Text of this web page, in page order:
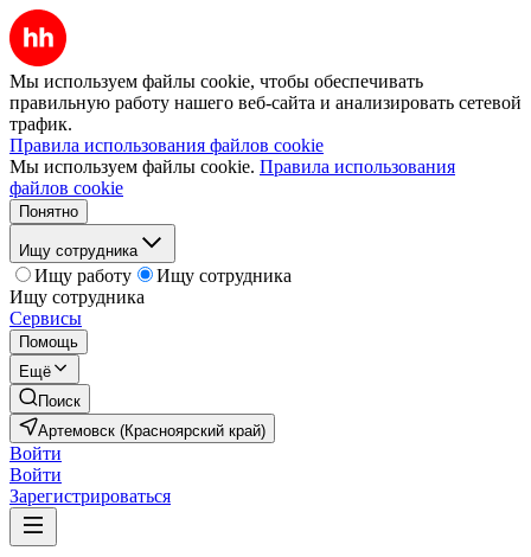
Мы используем файлы cookie, чтобы обеспечивать
правильную работу нашего веб-сайта и анализировать сетевой
трафик.
Правила использования файлов cookie
Мы используем файлы cookie. Правила использования
файлов cookie
Понятно
Ищу сотрудника
Ищу работу
Ищу сотрудника
Ищу сотрудника
Сервисы
Помощь
Ещё
Поиск
Артемовск (Красноярский край)
Войти
Войти
Зарегистрироваться